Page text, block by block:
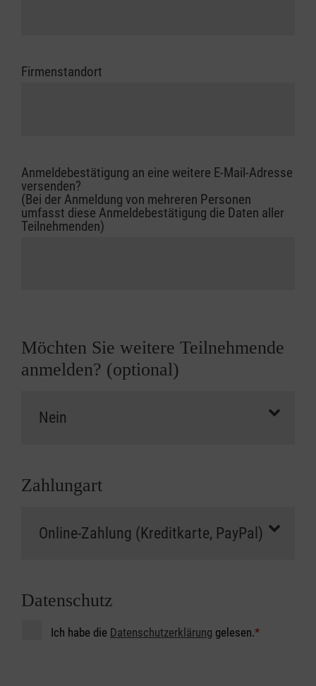
Firmenstandort
Anmeldebestätigung an eine weitere E-Mail-Adresse
versenden?
(Bei der Anmeldung von mehreren Personen
umfasst diese Anmeldebestätigung die Daten aller
Teilnehmenden)
Möchten Sie weitere Teilnehmende
anmelden? (optional)
Zahlungart
Datenschutz
Ich habe die Datenschutzerklärung gelesen.*